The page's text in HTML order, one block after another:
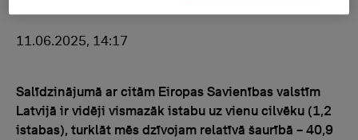
11.06.2025, 14:17
Salīdzinājumā ar citām Eiropas Savienības valstīm
Latvijā ir vidēji vismazāk istabu uz vienu cilvēku (1,2
istabas), turklāt mēs dzīvojam relatīvā šaurībā – 40,9